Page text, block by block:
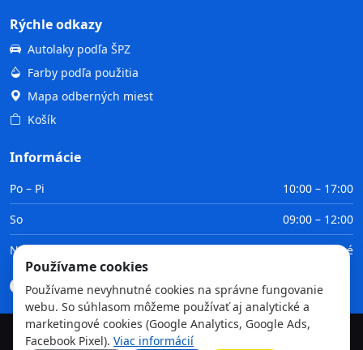
Rýchle odkazy
Autolaky podľa ŠPZ
Farby podľa použitia
Mapa odberných miest
Košík
Informácie
Po – Pi
10:00 – 17:00
So
09:00 – 12:00
Ne
Zatvorené
Doprava Platba Obchodné podmienky GDPR
©2026TvojaFarba.sk • Všetky práva vyhradené
Používame cookies
Používame nevyhnutné cookies na správne fungovanie
webu. So súhlasom môžeme používať aj analytické a
marketingové cookies (Google Analytics, Google Ads,
Facebook Pixel). Viac informácií